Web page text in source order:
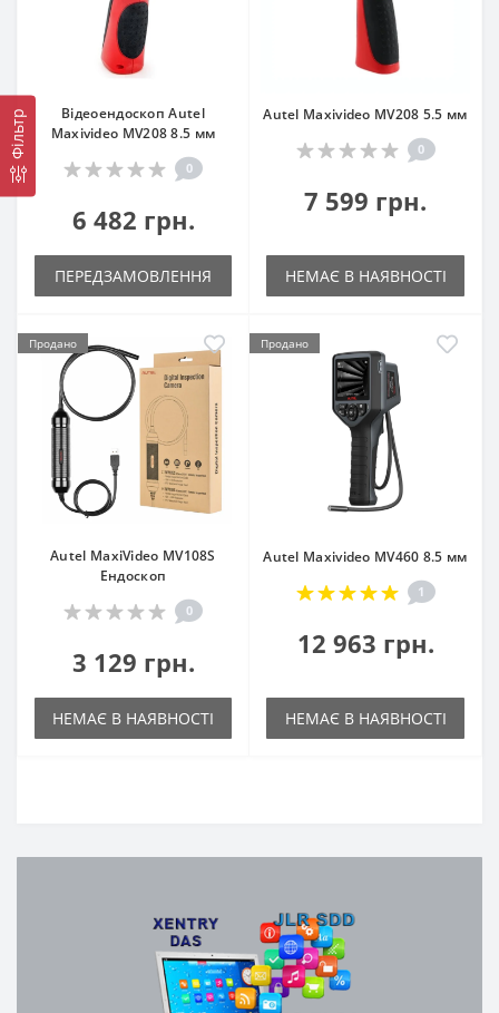
Фільтр
Відеоендоскоп Autel
Maxivideo MV208 8.5 мм
0
6 482 грн.
ПЕРЕДЗАМОВЛЕННЯ
Autel Maxivideo MV208 5.5 мм
0
7 599 грн.
НЕМАЄ В НАЯВНОСТІ
Продано
Autel MaxiVideo MV108S
Ендоскоп
0
3 129 грн.
НЕМАЄ В НАЯВНОСТІ
Продано
Autel Maxivideo MV460 8.5 мм
1
12 963 грн.
НЕМАЄ В НАЯВНОСТІ